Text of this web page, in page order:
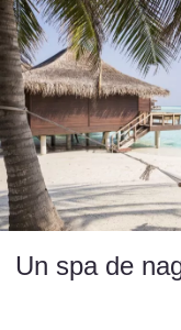
Un spa de